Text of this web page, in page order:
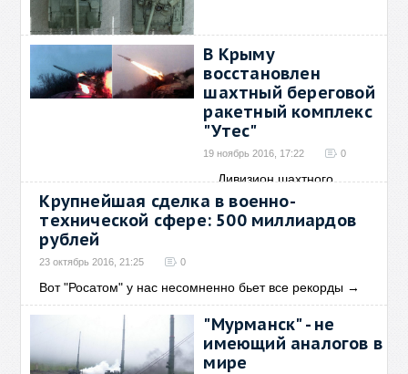
В Крыму
восстановлен
шахтный береговой
ракетный комплекс
"Утес"
19 ноябрь 2016, 17:22 0
Дивизион шахтного
берегового→
Крупнейшая сделка в военно-
технической сфере: 500 миллиардов
рублей
23 октябрь 2016, 21:25 0
Вот "Росатом" у нас несомненно бьет все рекорды →
"Мурманск" - не
имеющий аналогов в
мире